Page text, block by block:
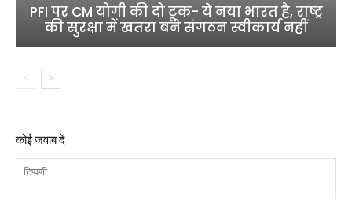
PFI पर CM योगी की दो टूक- ये नया भारत है, राष्ट्र
की सुरक्षा में खतरा बने संगठन स्वीकार्य नहीं
कोई जवाब दें